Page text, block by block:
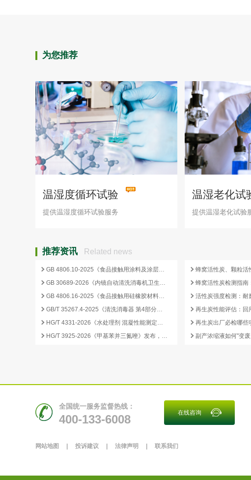
为您推荐
温湿度循环试验
提供温湿度循环试验服务
温湿老化试
提供温湿老化试验
推荐资讯 Related news
GB 4806.10-2025《食品接触用涂料及涂层》标准核心变化解析
GB 30689-2026《内镜自动清洗消毒机卫生要求》解读与检测合规要点
GB 4806.16-2025《食品接触用硅橡胶材料及制品》标准解析
GB/T 35267.4-2025《清洗消毒器 第4部分：内镜清洗消毒器》标准解读与检测项目清单
HG/T 4331-2026《水处理剂 混凝性能测定方法》发布，2026 年 12 月 1 日起实施
HG/T 3925-2026《甲基苯并三氮唑》发布，2026 年 12 月 1 日起实施
再生炭性能评估：回
全国统一服务监督热线：
400-133-6008 在线咨询
网站地图 投诉建议 法律声明 联系我们